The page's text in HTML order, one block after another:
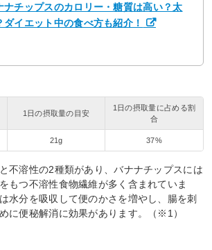
ナチップスのカロリー・糖質は高い？太
ダイエット中の食べ方も紹介！
1日の摂取量の目安
1日の摂取量に占める割
合
21g 37%
不溶性の2種類があり、バナナチップスには
もつ不溶性食物繊維が多く含まれていま
水分を吸収して便のかさを増やし、腸を刺
に便秘解消に効果があります。（※1）